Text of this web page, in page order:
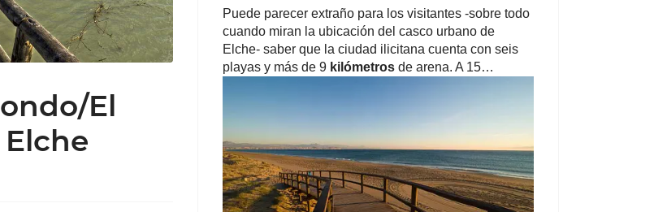
El
Puede parecer extraño para los visitantes -sobre todo
cuando miran la ubicación del casco urbano de
Elche- saber que la ciudad ilicitana cuenta con seis
playas y más de 9 kilómetros de arena. A 15…